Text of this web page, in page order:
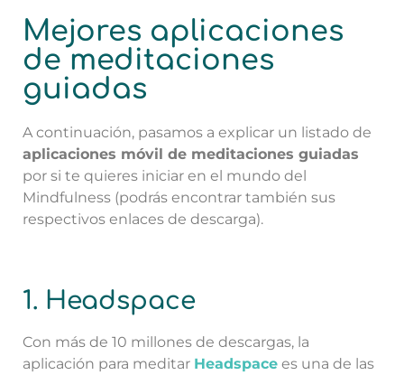
Mejores aplicaciones
de meditaciones
guiadas
A continuación, pasamos a explicar un listado de
aplicaciones móvil de meditaciones guiadas
por si te quieres iniciar en el mundo del
Mindfulness (podrás encontrar también sus
respectivos enlaces de descarga).
1. Headspace
Con más de 10 millones de descargas, la
aplicación para meditar Headspace es una de las